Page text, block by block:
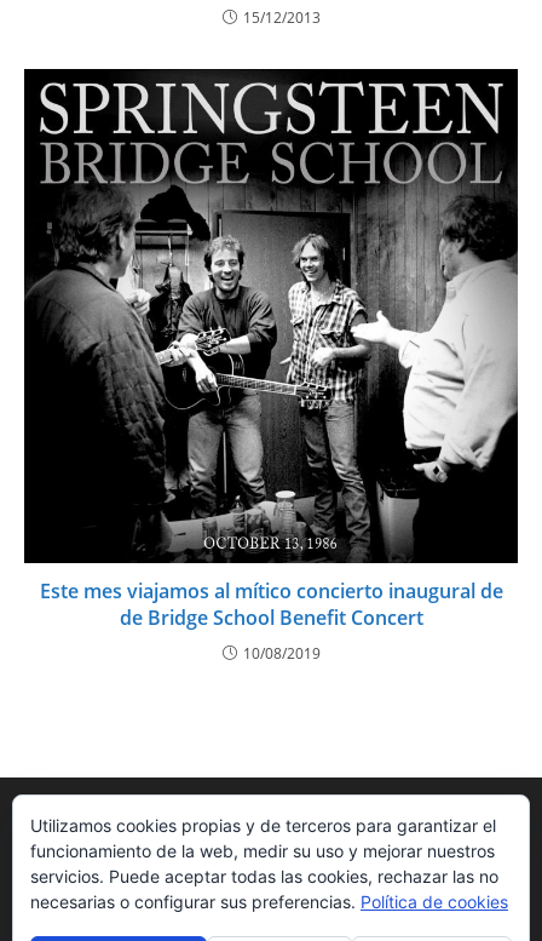
15/12/2013
Este mes viajamos al mítico concierto inaugural de
de Bridge School Benefit Concert
10/08/2019
Utilizamos cookies propias y de terceros para garantizar el
funcionamiento de la web, medir su uso y mejorar nuestros
servicios. Puede aceptar todas las cookies, rechazar las no
necesarias o configurar sus preferencias. Política de cookies